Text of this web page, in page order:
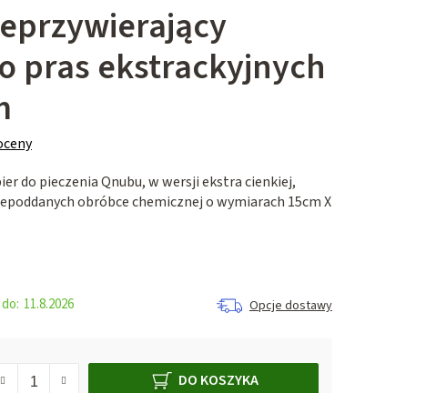
pras ekstrackyjnych
do pieczenia Qnubu, w wersji ekstra cienkiej,
obróbce chemicznej o wymiarach 15cm X
11.8.2026 Opcje dostawy
DO KOSZYKA